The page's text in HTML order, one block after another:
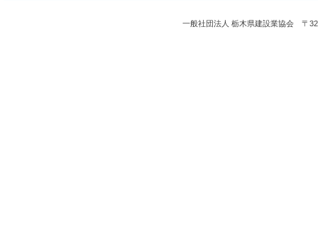
一般社団法人 栃木県建設業協会 〒